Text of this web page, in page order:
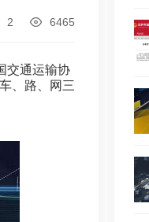
2 6465
交通运输协
、路、网三